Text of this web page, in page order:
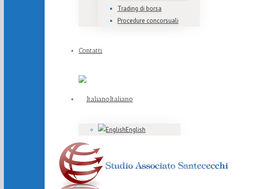
Trading di borsa
Procedure concorsuali
Contatti
Italiano
English